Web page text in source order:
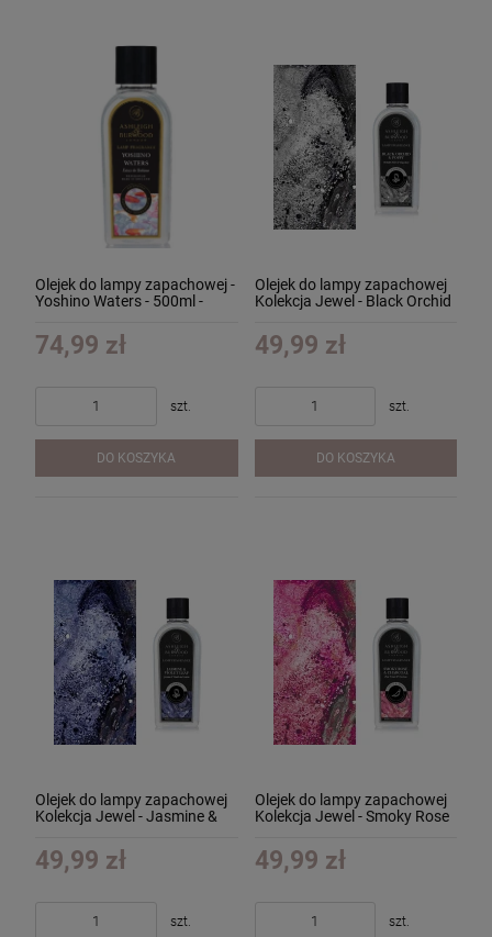
Olejek do lampy zapachowej -
Yoshino Waters - 500ml -
74,99 zł
szt.
DO KOSZYKA
Olejek do lampy zapachowej
Kolekcja Jewel - Black Orchid
Maki 250ml
49,99 zł
szt.
DO KOSZYKA
Olejek do lampy zapachowej
Kolekcja Jewel - Jasmine &
Fiołków 250ml
49,99 zł
szt.
Olejek do lampy zapachowej
Kolekcja Jewel - Smoky Rose
Węgiel Drzewny 250ml
49,99 zł
szt.